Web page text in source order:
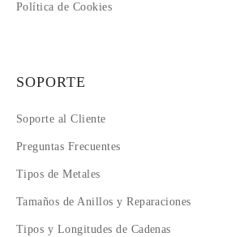
Política de Cookies
SOPORTE
Soporte al Cliente
Preguntas Frecuentes
Tipos de Metales
Tamaños de Anillos y Reparaciones
Tipos y Longitudes de Cadenas